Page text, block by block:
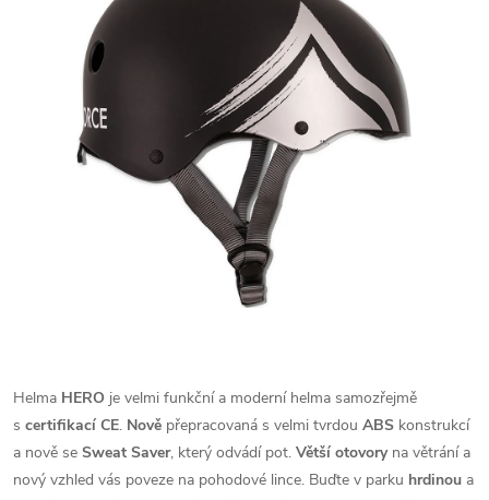
Helma HERO je velmi funkční a moderní helma samozřejmě
s certifikací CE. Nově přepracovaná s velmi tvrdou ABS konstrukcí
a nově se Sweat Saver, který odvádí pot. Větší otovoryna větrání a
nový vzhled vás poveze na pohodové lince. Buďte v parku hrdinou a